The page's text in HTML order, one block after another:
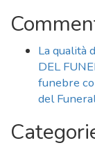
La qualità
DEL
funebre
del